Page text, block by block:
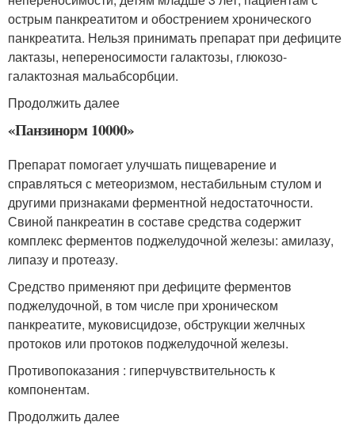
острым панкреатитом и обострением хронического
панкреатита. Нельзя принимать препарат при дефиците
лактазы, непереносимости галактозы, глюкозо-
галактозная мальабсорбции.
Продолжить далее
«Панзинорм 10000»
Препарат помогает улучшать пищеварение и
справляться с метеоризмом, нестабильным стулом и
другими признаками ферментной недостаточности.
Свиной панкреатин в составе средства содержит
комплекс ферментов поджелудочной железы: амилазу,
липазу и протеазу.
Средство применяют при дефиците ферментов
поджелудочной, в том числе при хроническом
панкреатите, муковисцидозе, обструкции желчных
протоков или протоков поджелудочной железы.
Противопоказания : гиперчувствительность к
компонентам.
Продолжить далее